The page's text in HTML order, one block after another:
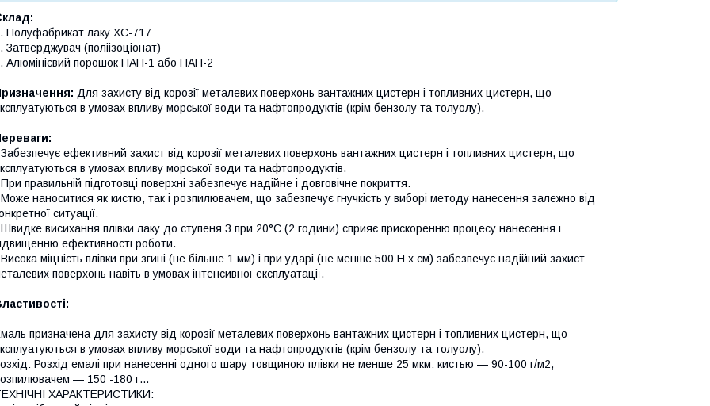
Полуфабрикат лаку ХС-717
Затверджувач (поліізоціонат)
Алюмінієвий порошок ПАП-1 або ПАП-2
Для захисту від корозії металевих поверхонь вантажних цистерн і топливних цистерн, що
в умовах впливу морської води та нафтопродуктів (крім бензолу та толуолу).
ефективний захист від корозії металевих поверхонь вантажних цистерн і топливних цистерн, що
в умовах впливу морської води та нафтопродуктів.
правильній підготовці поверхні забезпечує надійне і довговічне покриття.
наноситися як кистю, так і розпилювачем, що забезпечує гнучкість у виборі методу нанесення залежно від
ситуації.
висихання плівки лаку до ступеня 3 при 20°С (2 години) сприяє прискоренню процесу нанесення і
ефективності роботи.
міцність плівки при згині (не більше 1 мм) і при ударі (не менше 500 Н х см) забезпечує надійний захист
поверхонь навіть в умовах інтенсивної експлуатації.
призначена для захисту від корозії металевих поверхонь вантажних цистерн і топливних цистерн, що
в умовах впливу морської води та нафтопродуктів (крім бензолу та толуолу).
Розхід емалі при нанесенні одного шару товщиною плівки не менше 25 мкм: кистью — 90-100 г/м2,
— 150 -180 г...
ХАРАКТЕРИСТИКИ: